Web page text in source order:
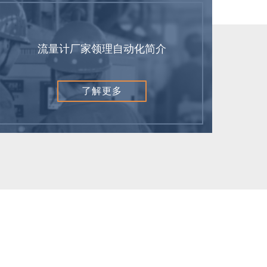
流量计厂家领理自动化简介
了解更多